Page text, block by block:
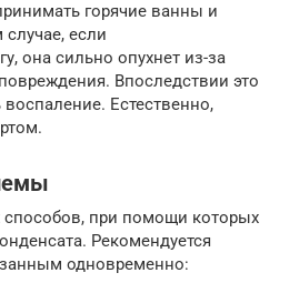
горячие ванны и
если
она сильно опухнет из-за
Впоследствии это
Естественно,
способов, при помощи которых
Рекомендуется
одновременно: